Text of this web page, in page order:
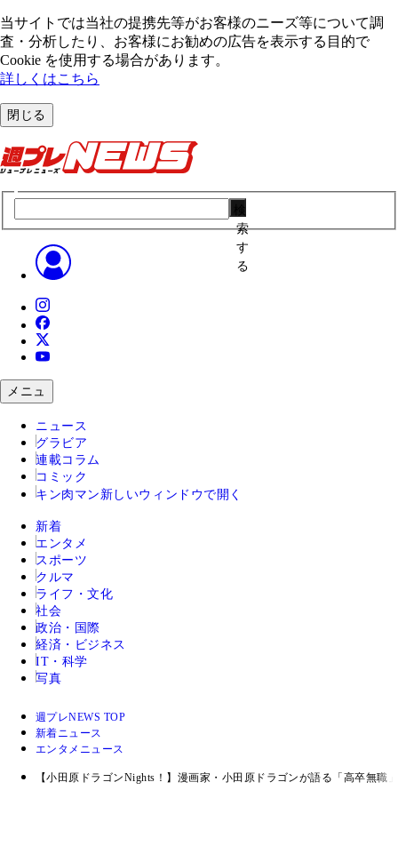
当サイトでは当社の提携先等がお客様のニーズ等について調
査・分析したり、お客様にお勧めの広告を表⽰する⽬的で
Cookie を使⽤する場合があります。
詳しくはこちら
閉じる
索
す
る
メニュ
ニュース
グラビア
連載コラム
コミック
キン肉マン 新しいウィンドウで開く
新着
エンタメ
スポーツ
クルマ
ライフ・文化
社会
政治・国際
経済・ビジネス
IT・科学
写真
週プレNEWS TOP
新着ニュース
エンタメニュース
【小田原ドラゴンNights！】漫画家・小田原ドラゴンが語る「高卒無職